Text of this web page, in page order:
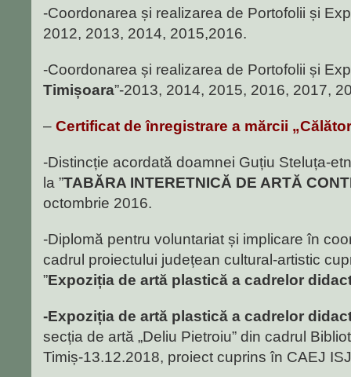
-Coordonarea și realizarea de Portofolii și
2012, 2013, 2014, 2015,2016.
-Coordonarea și realizarea de Portofolii și
Timișoara”-2013, 2014, 2015, 2016, 2017,
– Certificat de înregistrare a mărcii
-Distincție acordată doamnei Guțiu Steluța-
la ”TABĂRA INTERETNICĂ DE ARTĂ
octombrie 2016.
-Diplomă pentru voluntariat și implicare în
cadrul proiectului județean cultural-artistic
”Expoziția de artă plastică a cadrelor
-Expoziția de artă plastică a cadrelor
secția de artă „Deliu Pietroiu” din cadrul
Timiș-13.12.2018, proiect cuprins în CAEJ